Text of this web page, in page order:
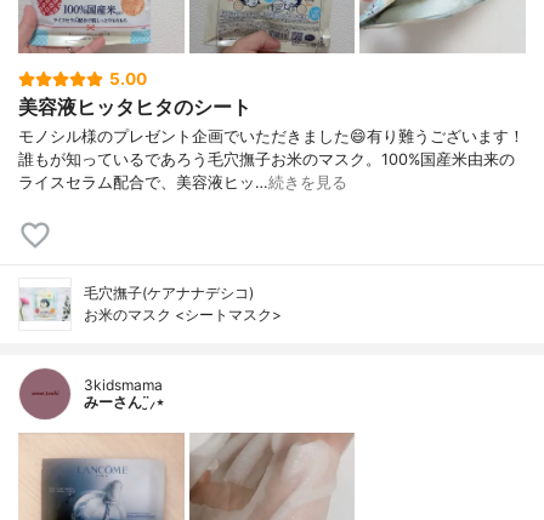
5.00
美容液ヒッタヒタのシート
モノシル様のプレゼント企画でいただきました😄有り難うございます！
誰もが知っているであろう毛穴撫子お米のマスク。100%国産米由来の
ライスセラム配合で、美容液ヒッ…続きを見る
毛穴撫子(ケアナナデシコ)
お米のマスク <シートマスク>
3kidsmama
みーさん¨̮⸝⋆